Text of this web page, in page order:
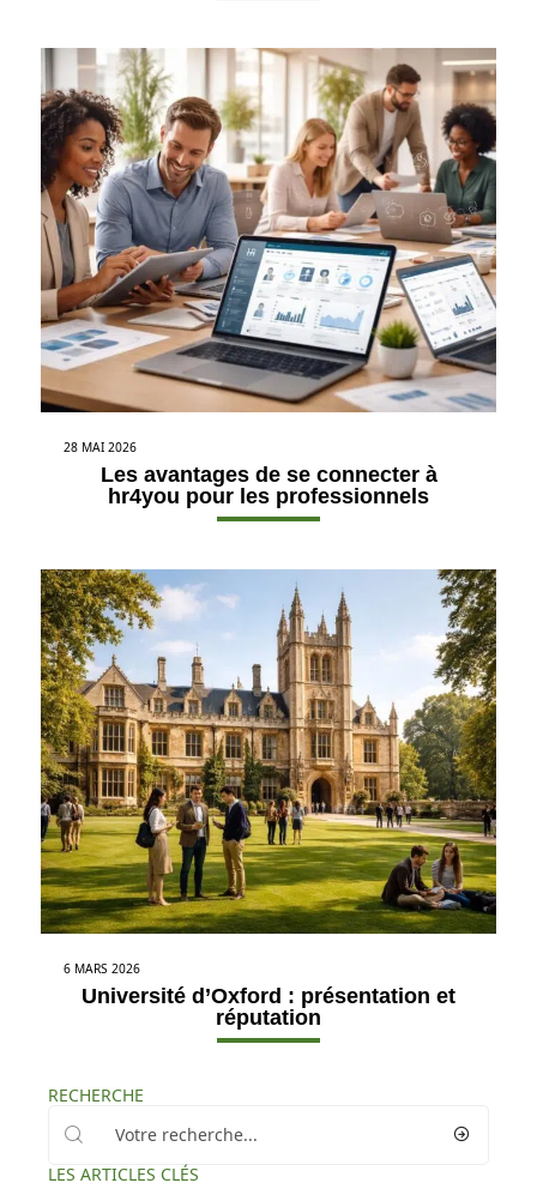
28 MAI 2026
Les avantages de se connecter à
hr4you pour les professionnels
6 MARS 2026
Université d’Oxford : présentation et
réputation
RECHERCHE
LES ARTICLES CLÉS